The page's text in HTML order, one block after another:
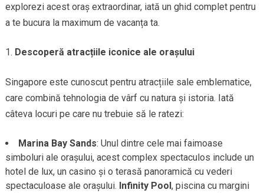
explorezi acest oraș extraordinar, iată un ghid complet pentru
a te bucura la maximum de vacanța ta.
Descoperă atracțiile iconice ale orașului
Singapore este cunoscut pentru atracțiile sale emblematice,
care combină tehnologia de vârf cu natura și istoria. Iată
câteva locuri pe care nu trebuie să le ratezi:
Marina Bay Sands: Unul dintre cele mai faimoase
simboluri ale orașului, acest complex spectaculos include un
hotel de lux, un casino și o terasă panoramică cu vederi
spectaculoase ale orașului. Infinity Pool, piscina cu margini